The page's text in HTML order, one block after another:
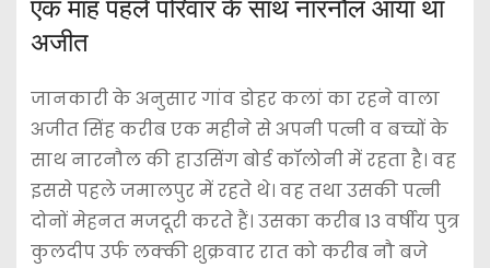
एक माह पहले परिवार के साथ नारनौल आया था
अजीत
जानकारी के अनुसार गांव डोहर कलां का रहने वाला
अजीत सिंह करीब एक महीने से अपनी पत्नी व बच्चों के
साथ नारनौल की हाउसिंग बोर्ड कॉलोनी में रहता है। वह
इससे पहले जमालपुर में रहते थे। वह तथा उसकी पत्नी
दोनों मेहनत मजदूरी करते हैं। उसका करीब 13 वर्षीय पुत्र
कुलदीप उर्फ लक्की शुक्रवार रात को करीब नौ बजे